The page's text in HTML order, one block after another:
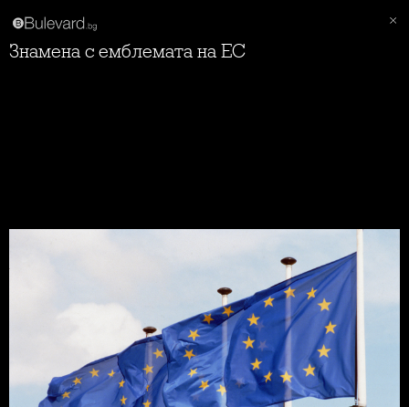
Знамена с емблемата на ЕС